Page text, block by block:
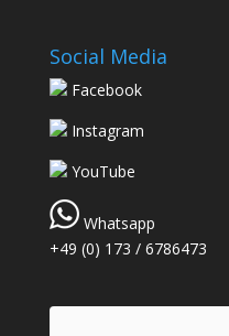
Social Media
Facebook
Instagram
YouTube
Whatsapp
+49 (0) 173 / 6786473